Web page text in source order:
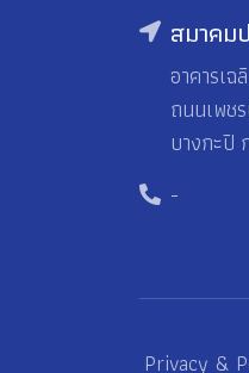
สมาคม
อาคารเ
ถนนเพช
บางกะปิ
-
Privacy &